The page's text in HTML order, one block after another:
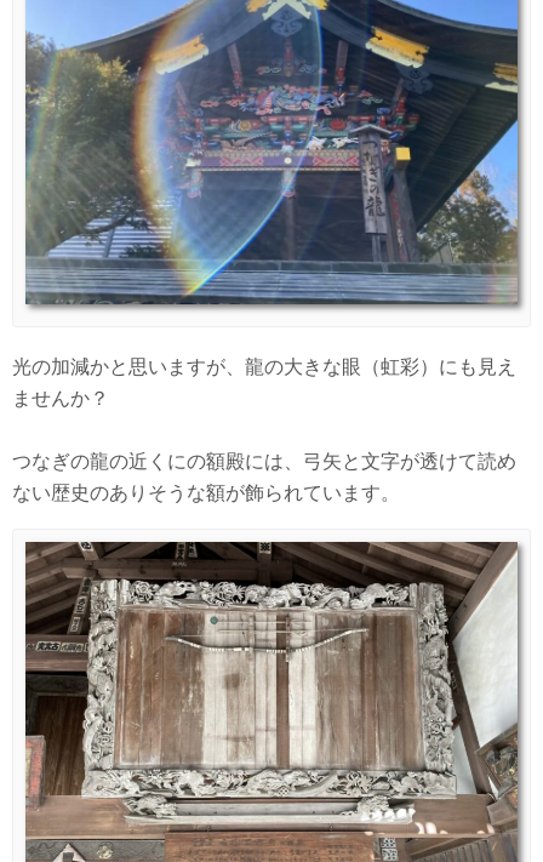
光の加減かと思いますが、龍の大きな眼（虹彩）にも見え
ませんか？
つなぎの龍の近くにの額殿には、弓矢と文字が透けて読め
ない歴史のありそうな額が飾られています。